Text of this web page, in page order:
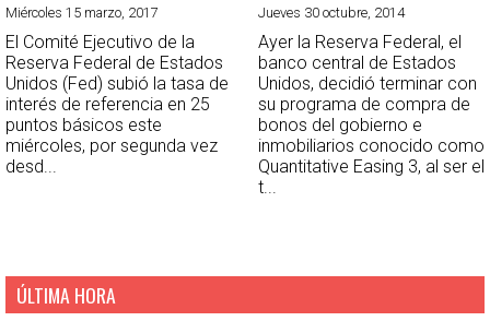
Miércoles 15 marzo, 2017
El Comité Ejecutivo de la
Reserva Federal de Estados
Unidos (Fed) subió la tasa de
interés de referencia en 25
puntos básicos este
miércoles, por segunda vez
desd...
Jueves 30 octubre, 2014
Ayer la Reserva Federal, el
banco central de Estados
Unidos, decidió terminar con
su programa de compra de
bonos del gobierno e
inmobiliarios conocido como
Quantitative Easing 3, al ser el
t...
ÚLTIMA HORA